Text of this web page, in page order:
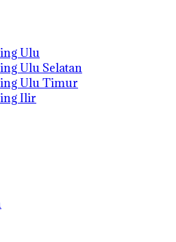
Ulu
Ulu Selatan
Ulu Timur
Ilir